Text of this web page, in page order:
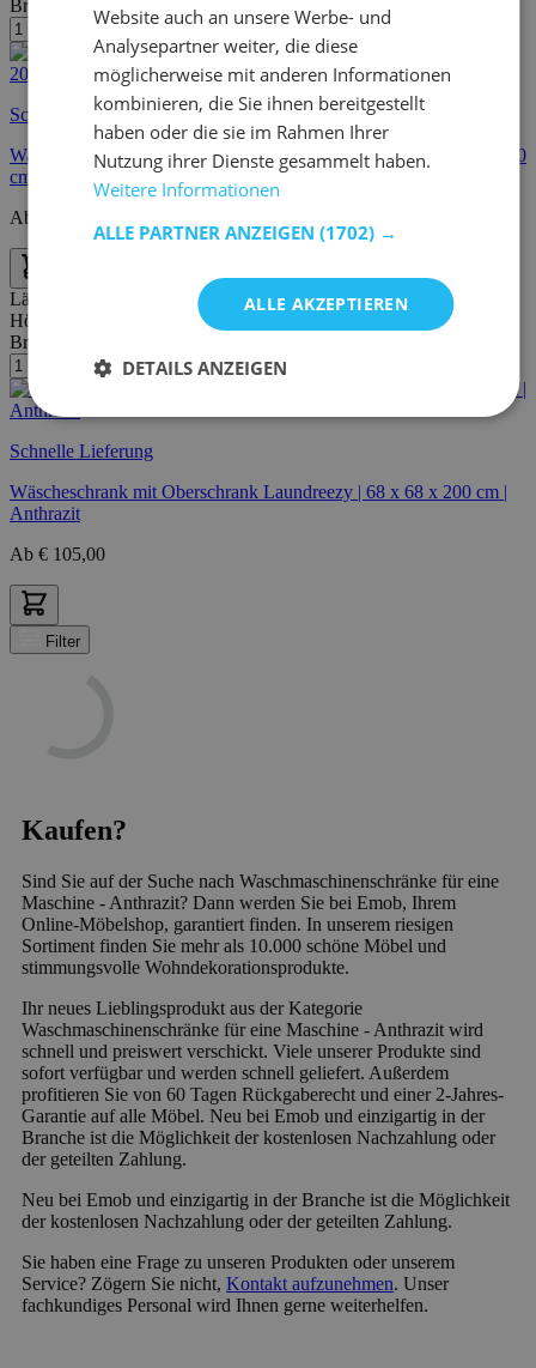
Breite/Tiefe: 68 cm
Schnelle Lieferung
Waschmaschinenschrank-Kombination Laundreezy | 168 x 68 x 200
cm | Anthrazit
Ab
Länge:
Höhe:
Breite/Tiefe:
Schnelle Lieferung
Wäscheschrank mit Oberschrank Laundreezy | 68 x 68 x 200 cm |
Anthrazit
Ab € 105,00
Filter
Kaufen?
Sind Sie auf der Suche nach Waschmaschinenschränke für eine
Maschine - Anthrazit? Dann werden Sie bei Emob, Ihrem
Online-Möbelshop, garantiert finden. In unserem riesigen
Sortiment finden Sie mehr als 10.000 schöne Möbel und
stimmungsvolle Wohndekorationsprodukte.
Ihr neues Lieblingsprodukt aus der Kategorie
Waschmaschinenschränke für eine Maschine - Anthrazit wird
schnell und preiswert verschickt. Viele unserer Produkte sind
sofort verfügbar und werden schnell geliefert. Außerdem
profitieren Sie von 60 Tagen Rückgaberecht und einer 2-Jahres-
Garantie auf alle Möbel. Neu bei Emob und einzigartig in der
Branche ist die Möglichkeit der kostenlosen Nachzahlung oder
der geteilten Zahlung.
Neu bei Emob und einzigartig in der Branche ist die Möglichkeit
der kostenlosen Nachzahlung oder der geteilten Zahlung.
Sie haben eine Frage zu unseren Produkten oder unserem
Service? Zögern Sie nicht, Kontakt aufzunehmen. Unser
fachkundiges Personal wird Ihnen gerne weiterhelfen.
Website auch an unsere Werbe- und
Analysepartner weiter, die diese
möglicherweise mit anderen Informationen
kombinieren, die Sie ihnen bereitgestellt
haben oder die sie im Rahmen Ihrer
Nutzung ihrer Dienste gesammelt haben.
Weitere Informationen
ALLE PARTNER ANZEIGEN (1702) →
ALLE AKZEPTIEREN
DETAILS ANZEIGEN